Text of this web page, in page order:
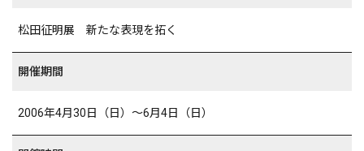
松田征明展 新たな表現を拓く
開催期間
2006年4月30日（日）～6月4日（日）